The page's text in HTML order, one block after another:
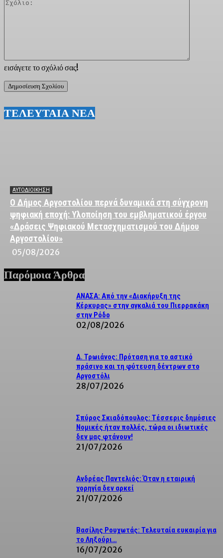
εισάγετε το σχόλιό σας!
ΤΕΛΕΥΤΑΙΑ ΝΕΑ
ΑΥΤΟΔΙΟΙΚΗΣΗ
Ο Δήμος Αργοστολίου περνά δυναμικά στη σύγχρονη
ψηφιακή εποχή: Υλοποίηση του εμβληματικού έργου
«Δράσεις Ψηφιακού Μετασχηματισμού του Δήμου
Αργοστολίου»
05/08/2026
Παρόμοια Άρθρα
ΑΝΑΣΑ: Από την «Διακήρυξη της
Κέρκυρας» στην αγκαλιά του Πιερρακάκη
στην Ρόδο
02/08/2026
Δ. Τρωιάνος: Πρόταση για το αστικό
πράσινο και τη φύτευση δέντρων στο
Αργοστόλι
28/07/2026
Σπύρος Σκιαδόπουλος: Τέσσερις δημόσιες
Νομικές ήταν πολλές, τώρα οι ιδιωτικές
δεν μας φτάνουν!
21/07/2026
Ανδρέας Παντελιός: Όταν η εταιρική
χορηγία δεν αρκεί
21/07/2026
Βασίλης Ρουχωτάς: Τελευταία ευκαιρία για
το Ληξούρι…
16/07/2026